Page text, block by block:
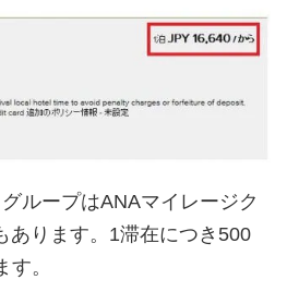
ループはANAマイレージク
あります。1滞在につき500
。